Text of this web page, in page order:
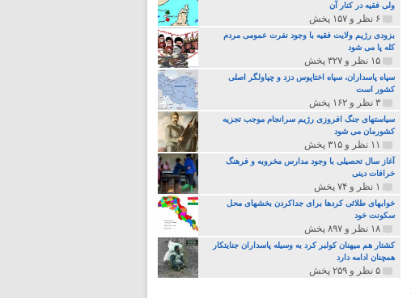
ولی فقیه در کنار آن
۶ نظر و ۱۵۷ پخش
بزودی رژیم ولایت فقیه با وجود نفرت عمومی مردم
کله پا می شود
۱۵ نظر و ۳۲۷ پخش
سپاه پاسداران، سپاه اختاپوس دزد و چپاولگر اصلی
کشور است
۳ نظر و ۱۶۲ پخش
سیاستهای جنگ افروزی رژیم سرانجام موجب تجزیه
کشورمان می شود
۱۱ نظر و ۳۱۵ پخش
آغاز سال تحصیلی با وجود مدارس مخروبه و فرهنگ
خرافات دینی
۱ نظر و ۷۴ پخش
خوابهای طلائی کردها برای جداکردن بخشهای محل
سکونت خود
۱۸ نظر و ۸۹۷ پخش
کشتار هم میهنان کولبر کرد به وسیله پاسداران جنایتکار
همچنان ادامه دارد
۵ نظر و ۲۵۹ پخش